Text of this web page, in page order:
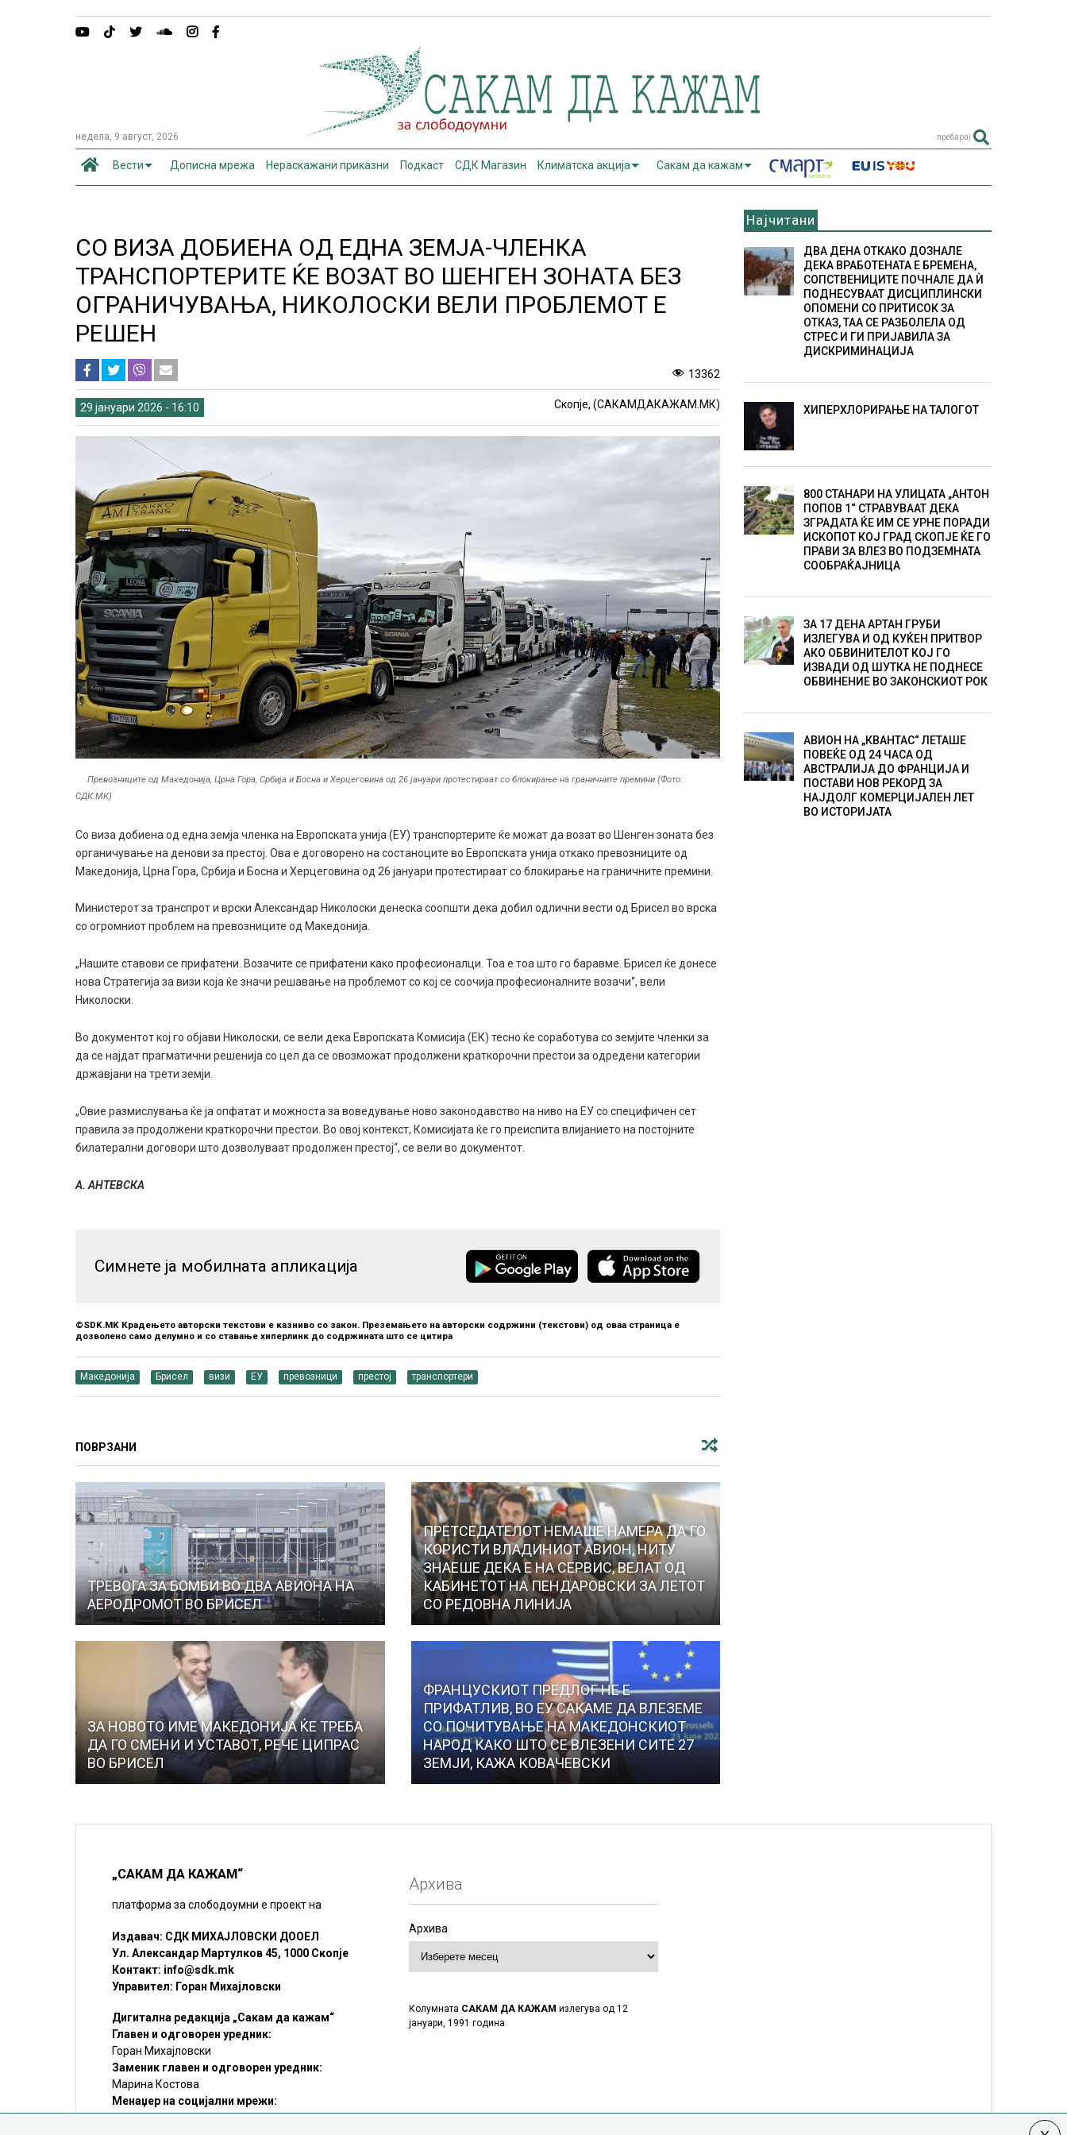
недела, 9 август, 2026 пребарај
Вести Дописна мрежа Нераскажани приказни Подкаст СДК Магазин Климатска акција Сакам да кажам
СО ВИЗА ДОБИЕНА ОД ЕДНА ЗЕМЈА-ЧЛЕНКА
ТРАНСПОРТЕРИТЕ ЌЕ ВОЗАТ ВО ШЕНГЕН ЗОНАТA БЕЗ
ОГРАНИЧУВАЊА, НИКОЛОСКИ ВЕЛИ ПРОБЛЕМОТ Е
РЕШЕН
13362
29 јануари 2026 - 16:10 Скопје, (САКАМДАКАЖАМ.МК)
Превозниците од Македонија, Црна Гора, Србија и Босна и Херцеговина од 26 јануари протестираат со блокирање на граничните премини.(Фото:
СДК.МК)
Со виза добиена од една земја членка на Европската унија (ЕУ) транспортерите ќе можат да возат во Шенген зоната без
органичување на денови за престој. Ова е договорено на состаноците во Европската унија откако превозниците од
Македонија, Црна Гора, Србија и Босна и Херцеговина од 26 јануари протестираат со блокирање на граничните премини.
Министерот за транспрот и врски Александар Николоски денеска соопшти дека добил одлични вести од Брисел во врска
со огромниот проблем на превозниците од Македонија.
„Нашите ставови се прифатени. Возачите се прифатени како професионалци. Тоа е тоа што го баравме. Брисел ќе донесе
нова Стратегија за визи која ќе значи решавање на проблемот со кој се соочија професионалните возачи“, вели
Николоски.
Во документот кој го објави Николоски, се вели дека Европската Комисија (ЕК) тесно ќе соработува со земјите членки за
да се најдат прагматични решенија со цел да се овозможат продолжени краткорочни престои за одредени категории
државјани на трети земји.
„Овие размислувања ќе ја опфатат и можноста за воведување ново законодавство на ниво на ЕУ со специфичен сет
правила за продолжени краткорочни престои. Во овој контекст, Комисијата ќе го преиспита влијанието на постојните
билатерални договори што дозволуваат продолжен престој“, се вели во документот.
А. АНТЕВСКА
Симнете ја мобилната апликација
©SDK.MK Крадењето авторски текстови е казниво со закон. Преземањето на авторски содржини (текстови) од оваа страница е
дозволено само делумно и со ставање хиперлинк до содржината што се цитира
Македонија Брисел визи ЕУ превозници престој транспортери
ПОВРЗАНИ
ТРЕВОГА ЗА БОМБИ ВО ДВА АВИОНА НА
АЕРОДРОМОТ ВО БРИСЕЛ
ПРЕТСЕДАТЕЛОТ НЕМАШЕ НАМЕРА ДА ГО
КОРИСТИ ВЛАДИНИОТ АВИОН, НИТУ
ЗНАЕШЕ ДЕКА Е НА СЕРВИС, ВЕЛАТ ОД
КАБИНЕТОТ НА ПЕНДАРОВСКИ ЗА ЛЕТОТ
СО РЕДОВНА ЛИНИЈА
ЗА НОВОТО ИМЕ МАКЕДОНИЈА ЌЕ ТРЕБА
ДА ГО СМЕНИ И УСТАВОТ, РЕЧЕ ЦИПРАС
ВО БРИСЕЛ
ФРАНЦУСКИОТ ПРЕДЛОГ НЕ Е
ПРИФАТЛИВ, ВО ЕУ САКАМЕ ДА ВЛЕЗЕМЕ
СО ПОЧИТУВАЊЕ НА МАКЕДОНСКИОТ
НАРОД КАКО ШТО СЕ ВЛЕЗЕНИ СИТЕ 27
ЗЕМЈИ, КАЖА КОВАЧЕВСКИ
Најчитани
ДВА ДЕНА ОТКАКО ДОЗНАЛЕ
ДЕКА ВРАБОТЕНАТА Е БРЕМЕНА,
СОПСТВЕНИЦИТЕ ПОЧНАЛЕ ДА Ѝ
ПОДНЕСУВААТ ДИСЦИПЛИНСКИ
ОПОМЕНИ СО ПРИТИСОК ЗА
ОТКАЗ, ТАА СЕ РАЗБОЛЕЛА ОД
СТРЕС И ГИ ПРИЈАВИЛА ЗА
ДИСКРИМИНАЦИЈА
ХИПЕРХЛОРИРАЊЕ НА ТАЛОГОТ
800 СТАНАРИ НА УЛИЦАТА „АНТОН
ПОПОВ 1“ СТРАВУВААТ ДЕКА
ЗГРАДАТА ЌЕ ИМ СЕ УРНЕ ПОРАДИ
ИСКОПОТ КОЈ ГРАД СКОПЈЕ ЌЕ ГО
ПРАВИ ЗА ВЛЕЗ ВО ПОДЗЕМНАТА
СООБРАЌАЈНИЦА
ЗА 17 ДЕНА АРТАН ГРУБИ
ИЗЛЕГУВА И ОД КУЌЕН ПРИТВОР
АКО ОБВИНИТЕЛОТ КОЈ ГО
ИЗВАДИ ОД ШУТКА НЕ ПОДНЕСЕ
ОБВИНЕНИЕ ВО ЗАКОНСКИОТ РОК
АВИОН НА „КВАНТАС“ ЛЕТАШЕ
ПОВЕЌЕ ОД 24 ЧАСА ОД
АВСТРАЛИЈА ДО ФРАНЦИЈА И
ПОСТАВИ НОВ РЕКОРД ЗА
НАЈДОЛГ КОМЕРЦИЈАЛЕН ЛЕТ
ВО ИСТОРИЈАТА
„САКАМ ДА КАЖАМ“
платформа за слободоумни е проект на
Издавач: СДК МИХАЈЛОВСКИ ДООЕЛ
Ул. Александар Мартулков 45, 1000 Скопје
Контакт: info@sdk.mk
Управител: Горан Михајловски
Дигитална редакција „Сакам да кажам“
Главен и одговорен уредник:
Горан Михајловски
Заменик главен и одговорен уредник:
Марина Костова
Менаџер на социјални мрежи:
Мирослав Илиоски
Архива
Архива
Колумната САКАМ ДА КАЖАМ излегува од 12
јануари, 1991 година